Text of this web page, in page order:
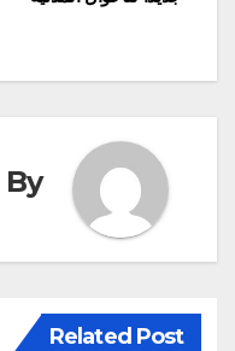
المقالات
By
Related Post